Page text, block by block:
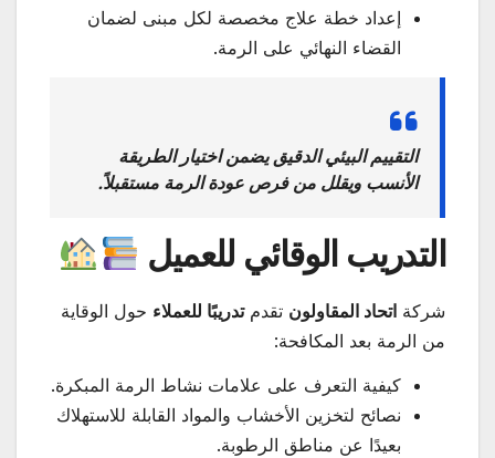
إعداد خطة علاج مخصصة لكل مبنى لضمان
القضاء النهائي على الرمة.
التقييم البيئي الدقيق يضمن اختيار الطريقة
الأنسب ويقلل من فرص عودة الرمة مستقبلاً.
التدريب الوقائي للعميل
شركة اتحاد المقاولون تقدمتدريبًا للعملاء حول الوقاية
من الرمة بعد المكافحة:
كيفية التعرف على علامات نشاط الرمة المبكرة.
نصائح لتخزين الأخشاب والمواد القابلة للاستهلاك
بعيدًا عن مناطق الرطوبة.